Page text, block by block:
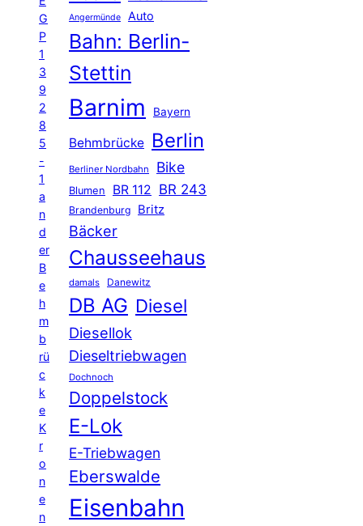
G
P
1
3
9
2
8
5
-
1
a
n
d
er
B
e
h
m
b
rü
c
k
e
K
r
o
n
e
n
Angermünde Auto
Bahn: Berlin-
Stettin
Barnim Bayern
Behmbrücke Berlin
Berliner Nordbahn Bike
Blumen BR 112 BR 243
Brandenburg Britz
Bäcker
Chausseehaus
damals Danewitz
DB AG Diesel
Diesellok
Dieseltriebwagen
Dochnoch
Doppelstock
E-Lok
E-Triebwagen
Eberswalde
Eisenbahn